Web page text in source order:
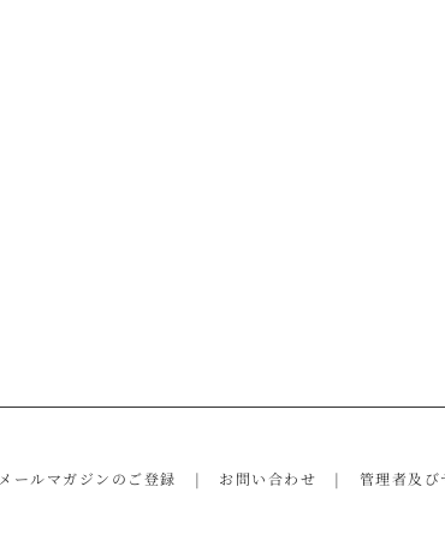
メールマガジンのご登録 お問い合わせ 管理者及